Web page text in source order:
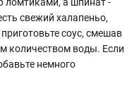
свежий халапеньо,
соус, смешав
количеством воды. Если
немного